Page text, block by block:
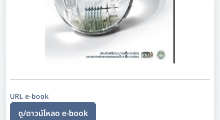
URL e-book
ดู/ดาวน์โหลด e-book